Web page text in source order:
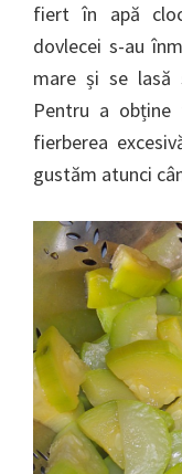
fiert în apă
dovlecei s-au
mare și se lasă
Pentru a
fierberea
gustăm atunci